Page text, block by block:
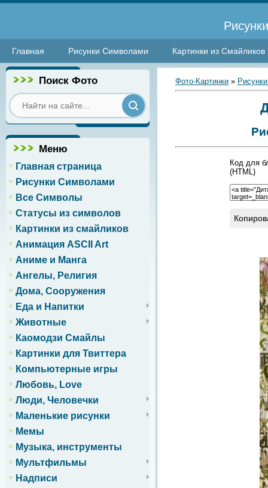
Главная Рисунки Символами Картинки из Смайликов
Поиск Фото
Меню
Главная страница
Рисунки Символами
Все Символы
Статусы из символов
Картинки из смайликов
Анимация ASCII Art
Аниме и Манга
Ангелы, Религия
Дома, Сооружения
Еда и Напитки
Животные
Каомодзи Смайлы
Картинки для Твиттера
Компьютерные игры
Любовь, Love
Люди, Человечки
Маленькие рисунки
Мемы
Музыка, инструменты
Мультфильмы
Надписи
Фото-Картинки »
Код для
(HTML)